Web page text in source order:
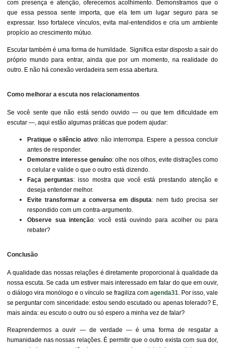
com presença e atenção, oferecemos acolhimento. Demonstramos que o
que essa pessoa sente importa, que ela tem um lugar seguro para se
expressar. Isso fortalece vínculos, evita mal-entendidos e cria um ambiente
propício ao crescimento mútuo.
Escutar também é uma forma de humildade. Significa estar disposto a sair do
próprio mundo para entrar, ainda que por um momento, na realidade do
outro. E não há conexão verdadeira sem essa abertura.
Como melhorar a escuta nos relacionamentos
Se você sente que não está sendo ouvido — ou que tem dificuldade em
escutar —, aqui estão algumas práticas que podem ajudar:
Pratique o silêncio ativo: não interrompa. Espere a pessoa concluir
antes de responder.
Demonstre interesse genuíno: olhe nos olhos, evite distrações como
o celular e valide o que o outro está dizendo.
Faça perguntas: isso mostra que você está prestando atenção e
deseja entender melhor.
Evite transformar a conversa em disputa: nem tudo precisa ser
respondido com um contra-argumento.
Observe sua intenção: você está ouvindo para acolher ou para
rebater?
Conclusão
A qualidade das nossas relações é diretamente proporcional à qualidade da
nossa escuta. Se cada um estiver mais interessado em falar do que em ouvir,
o diálogo vira monólogo e o vínculo se fragiliza com agenda31. Por isso, vale
se perguntar com sinceridade: estou sendo escutado ou apenas tolerado? E,
mais ainda: eu escuto o outro ou só espero a minha vez de falar?
Reaprendermos a ouvir — de verdade — é uma forma de resgatar a
humanidade nas nossas relações. É permitir que o outro exista com sua dor,